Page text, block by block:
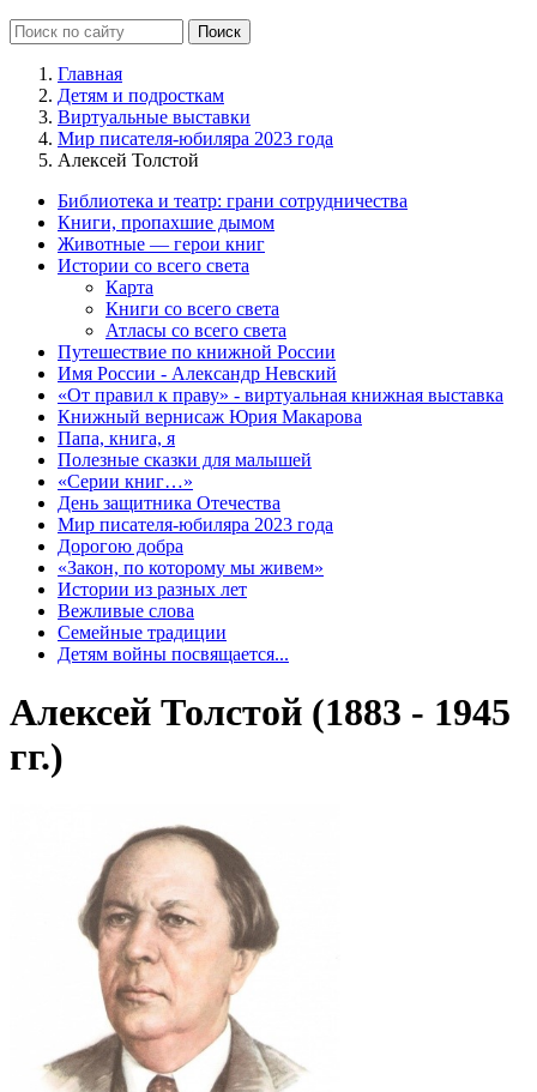
Главная
Детям и подросткам
Виртуальные выставки
Мир писателя-юбиляра 2023 года
Алексей Толстой
Библиотека и театр: грани сотрудничества
Книги, пропахшие дымом
Животные — герои книг
Истории со всего света
Карта
Книги со всего света
Атласы со всего света
Путешествие по книжной России
Имя России - Александр Невский
«От правил к праву» - виртуальная книжная выставка
Книжный вернисаж Юрия Макарова
Папа, книга, я
Полезные сказки для малышей
«Серии книг…»
День защитника Отечества
Мир писателя-юбиляра 2023 года
Дорогою добра
«Закон, по которому мы живем»
Истории из разных лет
Вежливые слова
Семейные традиции
Детям войны посвящается...
Алексей Толстой (1883 - 1945
гг.)